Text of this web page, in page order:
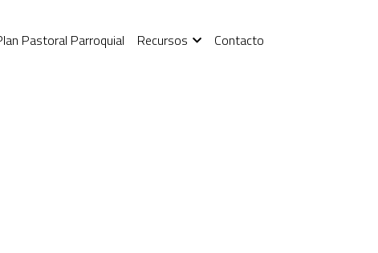
Pastoral Parroquial Recursos Contacto